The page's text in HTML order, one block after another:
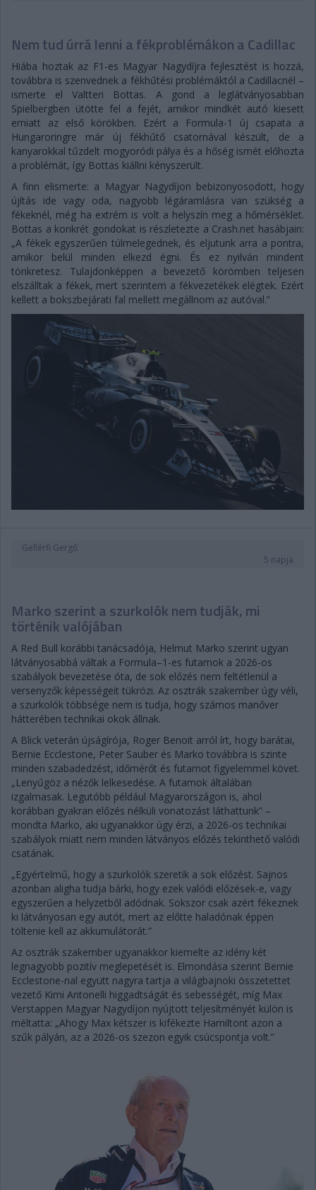
Nem tud úrrá lenni a fékproblémákon a Cadillac
Hiába hoztak az F1-es Magyar Nagydíjra fejlesztést is hozzá,
továbbra is szenvednek a fékhűtési problémáktól a Cadillacnél –
ismerte el Valtteri Bottas. A gond a leglátványosabban
Spielbergben ütötte fel a fejét, amikor mindkét autó kiesett
emiatt az első körökben. Ezért a Formula-1 új csapata a
Hungaroringre már új fékhűtő csatornával készült, de a
kanyarokkal tűzdelt mogyoródi pálya és a hőség ismét előhozta
a problémát, így Bottas kiállni kényszerült.
A finn elismerte: a Magyar Nagydíjon bebizonyosodott, hogy
újítás ide vagy oda, nagyobb légáramlásra van szükség a
fékeknél, még ha extrém is volt a helyszín meg a hőmérséklet.
Bottas a konkrét gondokat is részletezte a Crash.net hasábjain:
„A fékek egyszerűen túlmelegednek, és eljutunk arra a pontra,
amikor belül minden elkezd égni. És ez nyilván mindent
tönkretesz. Tulajdonképpen a bevezető körömben teljesen
elszálltak a fékek, mert szerintem a fékvezetékek elégtek. Ezért
kellett a bokszbejárati fal mellett megállnom az autóval.”
Gellérfi Gergő
5 napja
Marko szerint a szurkolók nem tudják, mi
történik valójában
A Red Bull korábbi tanácsadója, Helmut Marko szerint ugyan
látványosabbá váltak a Formula–1-es futamok a 2026-os
szabályok bevezetése óta, de sok előzés nem feltétlenül a
versenyzők képességeit tükrözi. Az osztrák szakember úgy véli,
a szurkolók többsége nem is tudja, hogy számos manőver
hátterében technikai okok állnak.
A Blick veterán újságírója, Roger Benoit arról írt, hogy barátai,
Bernie Ecclestone, Peter Sauber és Marko továbbra is szinte
minden szabadedzést, időmérőt és futamot figyelemmel követ.
„Lenyűgöz a nézők lelkesedése. A futamok általában
izgalmasak. Legutóbb például Magyarországon is, ahol
korábban gyakran előzés nélküli vonatozást láthattunk” –
mondta Marko, aki ugyanakkor úgy érzi, a 2026-os technikai
szabályok miatt nem minden látványos előzés tekinthető valódi
csatának.
„Egyértelmű, hogy a szurkolók szeretik a sok előzést. Sajnos
azonban aligha tudja bárki, hogy ezek valódi előzések-e, vagy
egyszerűen a helyzetből adódnak. Sokszor csak azért fékeznek
ki látványosan egy autót, mert az előtte haladónak éppen
töltenie kell az akkumulátorát.”
Az osztrák szakember ugyanakkor kiemelte az idény két
legnagyobb pozitív meglepetését is. Elmondása szerint Bernie
Ecclestone-nal együtt nagyra tartja a világbajnoki összetettet
vezető Kimi Antonelli higgadtságát és sebességét, míg Max
Verstappen Magyar Nagydíjon nyújtott teljesítményét külön is
méltatta: „Ahogy Max kétszer is kifékezte Hamiltont azon a
szűk pályán, az a 2026-os szezon egyik csúcspontja volt.”